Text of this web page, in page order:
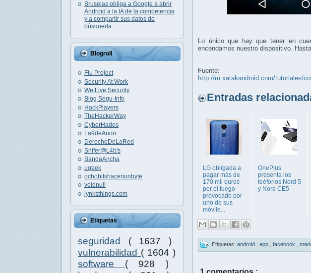
Bruselas obliga a Google a abrir
Android a la IA de la competencia
y a compartir sus datos de
búsqueda
Blogroll
Flu Project
Security At Work
We Live Security
Blog Segu-Info
HackPlayers
TheHackerWay
CyberHades
La9deAnon
DerechoDeLaRed
Snifer@L4b's
BandaAncha
ugeek
ochobitshacenunbyte
voidnull
lynksthings.com
Etiquetas
seguridad ( 1637 )
vulnerabilidad ( 1604 )
software ( 928 )
Lo único que hay que tener en
encendamos nuestro dispositivo.
Fuente:
http://m.xatakandroid.com/tutoriales/
Entradas
LG obligada a
pagar más de
170 mil euros
por el fuego
provocado por
uno de sus
móvile...
OnePlus
presenta los
teéfonos Nord 5
y Nord CE5
Etiquetas: android app facebook